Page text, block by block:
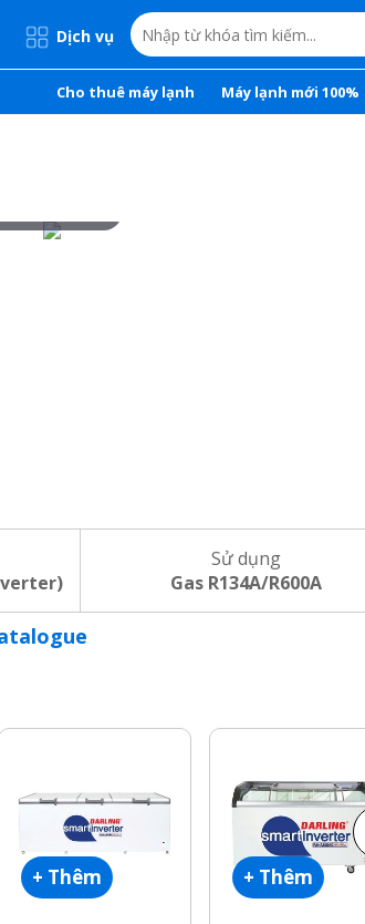
Dịch vụ
Cho thuê máy lạnh Máy lạnh mới 100%
Sử dụng
Gas R134A/R600A
+ Thêm + Thêm